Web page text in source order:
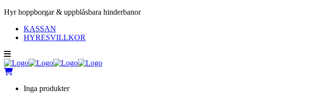
Hyr hoppborgar & uppblåsbara hinderbanor
KASSAN
HYRESVILLKOR
Inga produkter